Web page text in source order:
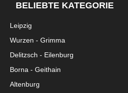
BELIEBTE KATEGORIE
Leipzig
Wurzen - Grimma
Delitzsch - Eilenburg
Borna - Geithain
Altenburg